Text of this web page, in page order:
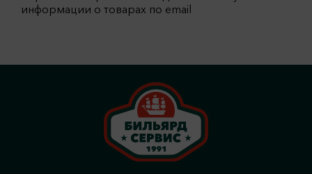
информации о товарах по email